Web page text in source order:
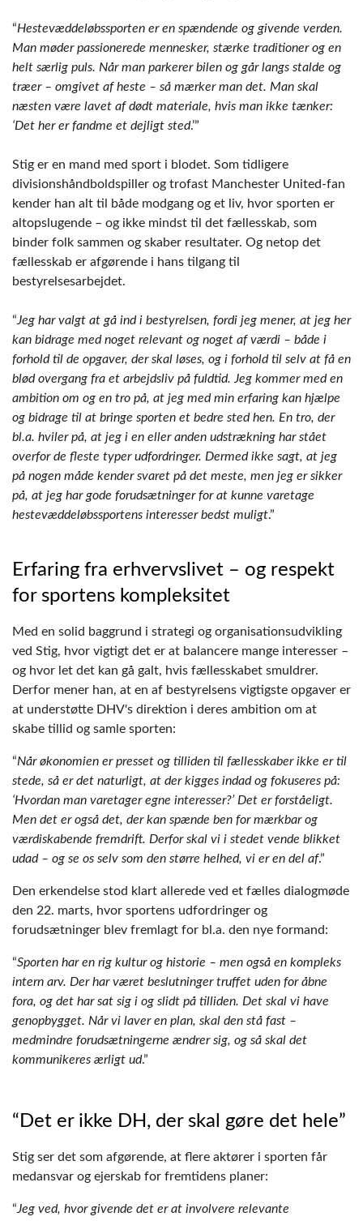
“Hestevæddeløbssporten er en spændende og givende verden.
Man møder passionerede mennesker, stærke traditioner og en
helt særlig puls. Når man parkerer bilen og går langs stalde og
træer – omgivet af heste – så mærker man det. Man skal
næsten være lavet af dødt materiale, hvis man ikke tænker:
‘Det her er fandme et dejligt sted.’”
Stig er en mand med sport i blodet. Som tidligere
divisionshåndboldspiller og trofast Manchester United-fan
kender han alt til både modgang og et liv, hvor sporten er
altopslugende – og ikke mindst til det fællesskab, som
binder folk sammen og skaber resultater. Og netop det
fællesskab er afgørende i hans tilgang til
bestyrelsesarbejdet.
“Jeg har valgt at gå ind i bestyrelsen, fordi jeg mener, at jeg her
kan bidrage med noget relevant og noget af værdi – både i
forhold til de opgaver, der skal løses, og i forhold til selv at få en
blød overgang fra et arbejdsliv på fuldtid. Jeg kommer med en
ambition om og en tro på, at jeg med min erfaring kan hjælpe
og bidrage til at bringe sporten et bedre sted hen. En tro, der
bl.a. hviler på, at jeg i en eller anden udstrækning har stået
overfor de fleste typer udfordringer. Dermed ikke sagt, at jeg
på nogen måde kender svaret på det meste, men jeg er sikker
på, at jeg har gode forudsætninger for at kunne varetage
hestevæddeløbssportens interesser bedst muligt.”
Erfaring fra erhvervslivet – og respekt
for sportens kompleksitet
Med en solid baggrund i strategi og organisationsudvikling
ved Stig, hvor vigtigt det er at balancere mange interesser –
og hvor let det kan gå galt, hvis fællesskabet smuldrer.
Derfor mener han, at en af bestyrelsens vigtigste opgaver er
at understøtte DHV's direktion i deres ambition om at
skabe tillid og samle sporten:
“Når økonomien er presset og tilliden til fællesskaber ikke er til
stede, så er det naturligt, at der kigges indad og fokuseres på:
‘Hvordan man varetager egne interesser?’ Det er forståeligt.
Men det er også det, der kan spænde ben for mærkbar og
værdiskabende fremdrift. Derfor skal vi i stedet vende blikket
udad – og se os selv som den større helhed, vi er en del af.”
Den erkendelse stod klart allerede ved et fælles dialogmøde
den 22. marts, hvor sportens udfordringer og
forudsætninger blev fremlagt for bl.a. den nye formand:
“Sporten har en rig kultur og historie – men også en kompleks
intern arv. Der har været beslutninger truffet uden for åbne
fora, og det har sat sig i og slidt på tilliden. Det skal vi have
genopbygget. Når vi laver en plan, skal den stå fast –
medmindre forudsætningerne ændrer sig, og så skal det
kommunikeres ærligt ud.”
“Det er ikke DH, der skal gøre det hele”
Stig ser det som afgørende, at flere aktører i sporten får
medansvar og ejerskab for fremtidens planer:
“Jeg ved, hvor givende det er at involvere relevante